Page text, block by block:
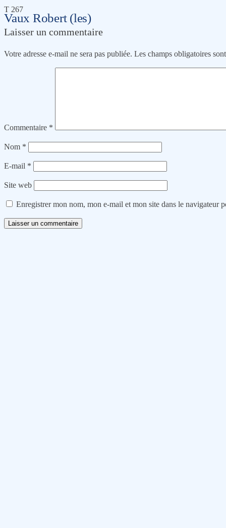
Vaux Robert (les)
T 267
Laisser un commentaire
Votre adresse e-mail ne sera pas publiée. Les champs obligatoires
Commentaire *
Nom *
E-mail *
Site web
Enregistrer mon nom, mon e-mail et mon site dans le navigateur